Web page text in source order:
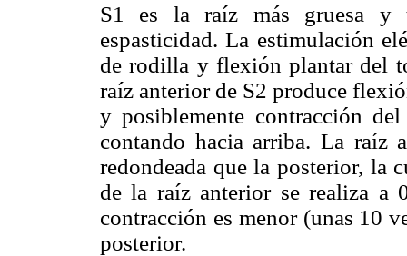
S1 es la raíz más gruesa y
espasticidad. La estimulación
de rodilla y flexión plantar del
raíz anterior de S2 produce
y posiblemente contracción
contando hacia arriba. La raíz
redondeada que la posterior, la
de la raíz anterior se realiza a
contracción es menor (unas 10
posterior.